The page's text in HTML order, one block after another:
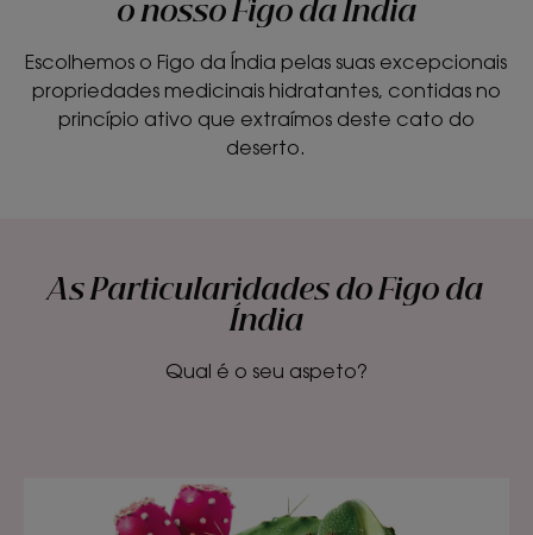
o nosso Figo da Índia
Escolhemos o Figo da Índia pelas suas excepcionais
propriedades medicinais hidratantes, contidas no
princípio ativo que extraímos deste cato do
deserto.
As Particularidades do Figo da
Índia
Qual é o seu aspeto?